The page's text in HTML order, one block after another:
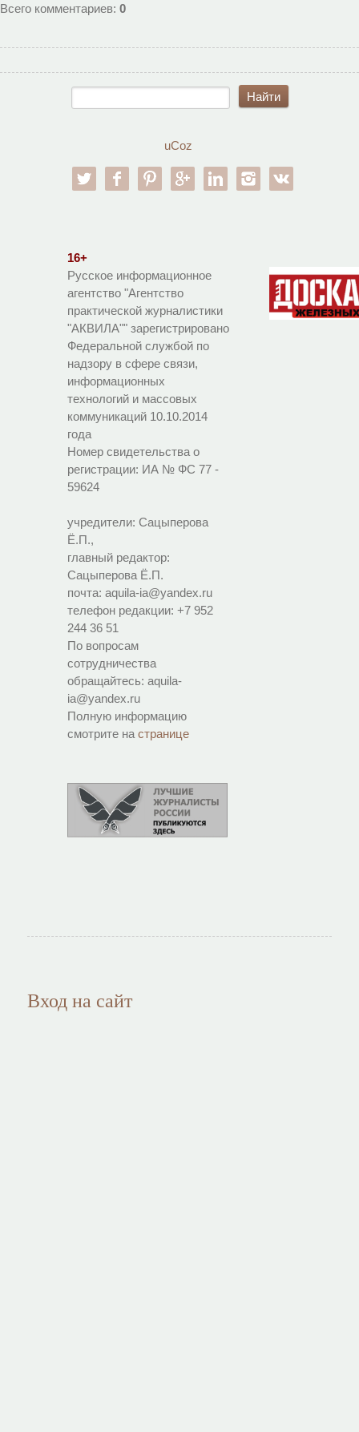
Всего комментариев: 0
uCoz
twitter facebookpinterestgoogle-pllinkedin instagram
16+
Русское информационное
агентство "Агентство
практической журналистики
"АКВИЛА"" зарегистрировано
Федеральной службой по
надзору в сфере связи,
информационных
технологий и массовых
коммуникаций 10.10.2014
года
Номер свидетельства о
регистрации: ИА № ФС 77 -
59624
учредители: Сацыперова
Ё.П.,
главный редактор:
Сацыперова Ё.П.
почта: aquila-ia@yandex.ru
телефон редакции: +7 952
244 36 51
По вопросам
сотрудничества
обращайтесь: aquila-
ia@yandex.ru
Полную информацию
смотрите на странице
Вход на сайт